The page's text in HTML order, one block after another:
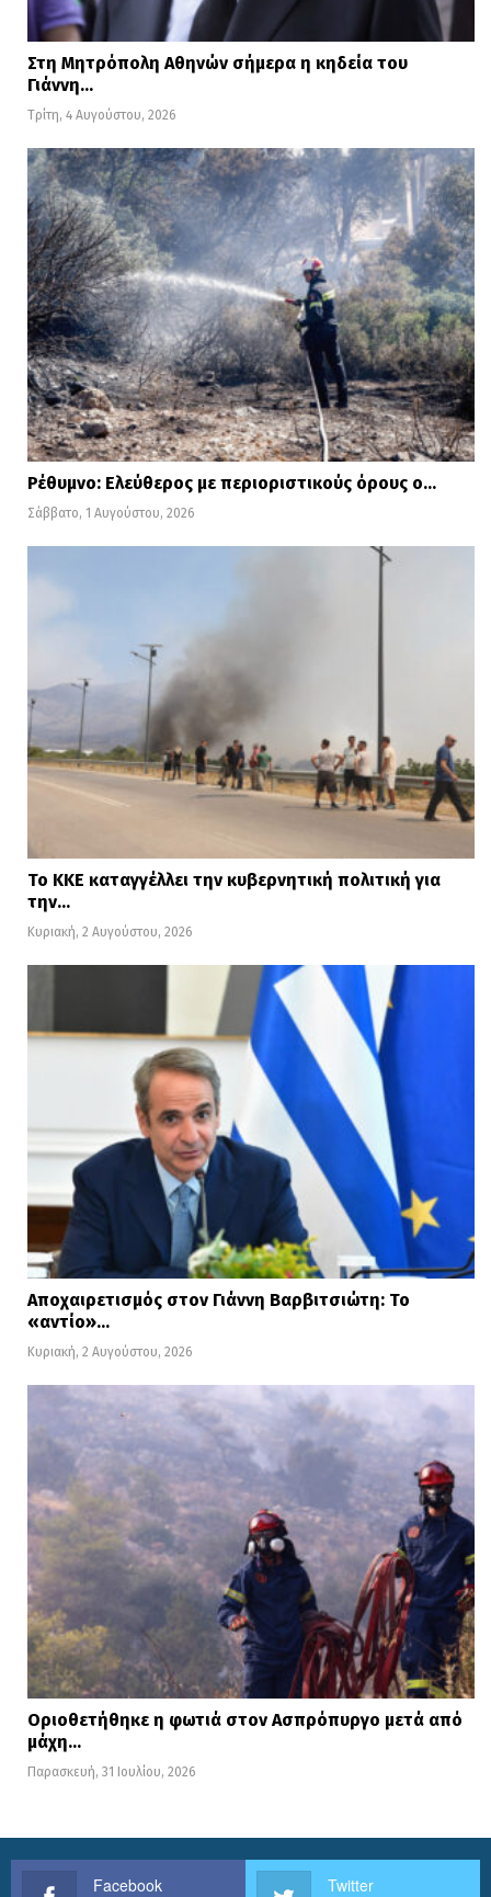
Στη Μητρόπολη Αθηνών σήμερα η κηδεία του
Γιάννη…
Τρίτη, 4 Αυγούστου, 2026
Ρέθυμνο: Ελεύθερος με περιοριστικούς όρους ο…
Σάββατο, 1 Αυγούστου, 2026
Το ΚΚΕ καταγγέλλει την κυβερνητική πολιτική για
την…
Κυριακή, 2 Αυγούστου, 2026
Αποχαιρετισμός στον Γιάννη Βαρβιτσιώτη: Το
«αντίο»…
Κυριακή, 2 Αυγούστου, 2026
Οριοθετήθηκε η φωτιά στον Ασπρόπυργο μετά από
μάχη…
Παρασκευή, 31 Ιουλίου, 2026
Facebook Twitter